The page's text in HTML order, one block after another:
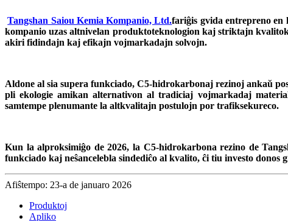
Tangshan Saiou Kemia Kompanio, Ltd.fariĝis gvida entrepreno
kompanio uzas altnivelan produktoteknologion kaj striktajn
akiri fidindajn kaj efikajn vojmarkadajn solvojn.
Aldone al sia supera funkciado, C5-hidrokarbonaj rezinoj ankaŭ
pli ekologie amikan alternativon al tradiciaj vojmarkadaj
samtempe plenumante la altkvalitajn postulojn por trafiksekureco.
Kun la alproksimiĝo de 2026, la C5-hidrokarbona rezino de
funkciado kaj neŝancelebla sindediĉo al kvalito, ĉi tiu investo
Afiŝtempo: 23-a de januaro 2026
Produktoj
Apliko